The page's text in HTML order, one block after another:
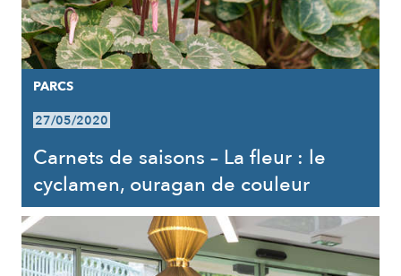
PARCS
27/05/2020
Carnets de saisons – La fleur : le
cyclamen, ouragan de couleur